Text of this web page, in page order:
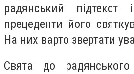
радянський
прецеденти його
На них варто звертати
Свята до радянського